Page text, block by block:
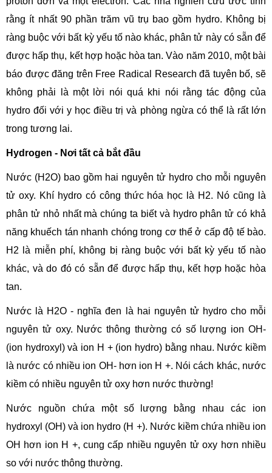
rằng ít nhất 90 phần trăm vũ trụ bao gồm hydro. Không bị
ràng buộc với bất kỳ yếu tố nào khác, phân tử này có sẵn để
được hấp thụ, kết hợp hoặc hòa tan. Vào năm 2010, một bài
báo được đăng trên Free Radical Research đã tuyên bố, sẽ
không phải là một lời nói quá khi nói rằng tác động của
hydro đối với y học điều trị và phòng ngừa có thể là rất lớn
trong tương lai.
Hydrogen - Nơi tất cả bắt đầu
Nước (H2O) bao gồm hai nguyên tử hydro cho mỗi nguyên
tử oxy. Khí hydro có công thức hóa học là H2. Nó cũng là
phân tử nhỏ nhất mà chúng ta biết và hydro phân tử có khả
năng khuếch tán nhanh chóng trong cơ thể ở cấp độ tế bào.
H2 là miễn phí, không bị ràng buộc với bất kỳ yếu tố nào
khác, và do đó có sẵn để được hấp thụ, kết hợp hoặc hòa
tan.
Nước là H2O - nghĩa đen là hai nguyên tử hydro cho mỗi
nguyên tử oxy. Nước thông thường có số lượng ion OH-
(ion hydroxyl) và ion H + (ion hydro) bằng nhau. Nước kiềm
là nước có nhiều ion OH- hơn ion H +. Nói cách khác, nước
kiềm có nhiều nguyên tử oxy hơn nước thường!
Nước nguồn chứa một số lượng bằng nhau các ion
hydroxyl (OH) và ion hydro (H +). Nước kiềm chứa nhiều ion
OH hơn ion H +, cung cấp nhiều nguyên tử oxy hơn nhiều
so với nước thông thường.